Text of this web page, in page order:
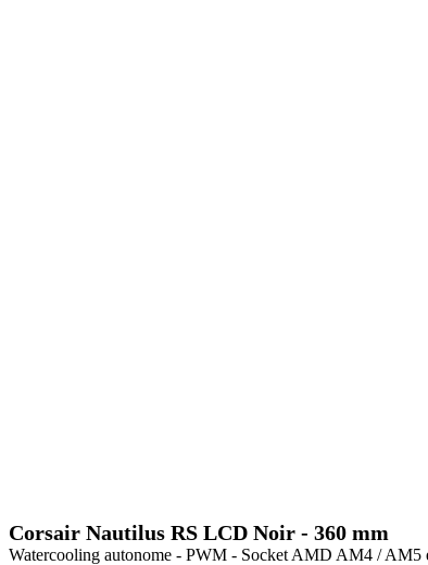
Corsair Nautilus RS LCD Noir - 360 mm
Watercooling autonome - PWM - Socket AMD AM4 / AM5